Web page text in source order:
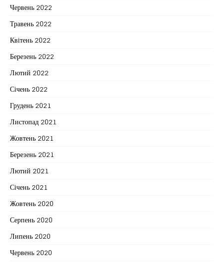
Червень 2022
Травень 2022
Квітень 2022
Березень 2022
Лютий 2022
Січень 2022
Грудень 2021
Листопад 2021
Жовтень 2021
Березень 2021
Лютий 2021
Січень 2021
Жовтень 2020
Серпень 2020
Липень 2020
Червень 2020